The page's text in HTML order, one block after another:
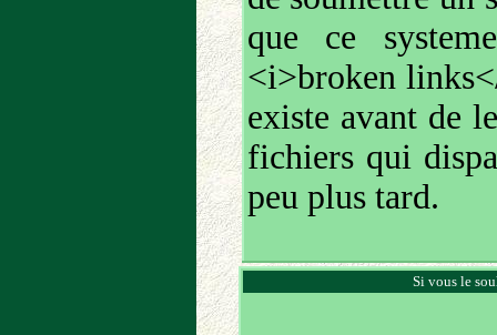
que ce
<i>broken
existe avant de
fichiers qui
peu plus tard.
Si vous le